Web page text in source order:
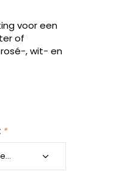
voor een
of
rosé-, wit- en
*